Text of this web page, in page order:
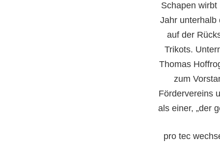
Schapen
Jahr unterhalb
auf der
Trikots.
Thomas
zum
Fördervereins
als einer, „der
pro tec